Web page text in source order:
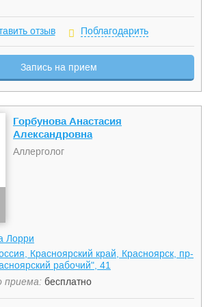
отзыв Поблагодарить
Запись на прием
Горбунова Анастасия
Александровна
Аллерголог
Лорри
Красноярский край, Красноярск, пр-
рабочий", 41
приема: бесплатно